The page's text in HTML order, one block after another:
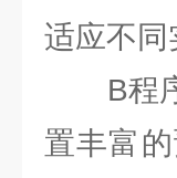
适应不同
B程序
置丰富